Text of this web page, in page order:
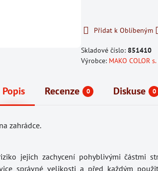
Přidat k Oblíbeným
Skladové číslo: 851410
Výrobce: MAKO COLOR s.
Popis Recenze 0 Diskuse 0
zahrádce.
jejich zachycení pohyblivými částmi
správné velikosti a před každým